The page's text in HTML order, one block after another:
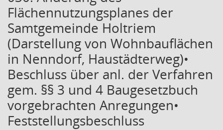
Flächennutzungsplanes der
Samtgemeinde Holtriem
(Darstellung von Wohnbauflächen
in Nenndorf, Haustädterweg)•
Beschluss über anl. der Verfahren
gem. §§ 3 und 4 Baugesetzbuch
vorgebrachten Anregungen•
Feststellungsbeschluss